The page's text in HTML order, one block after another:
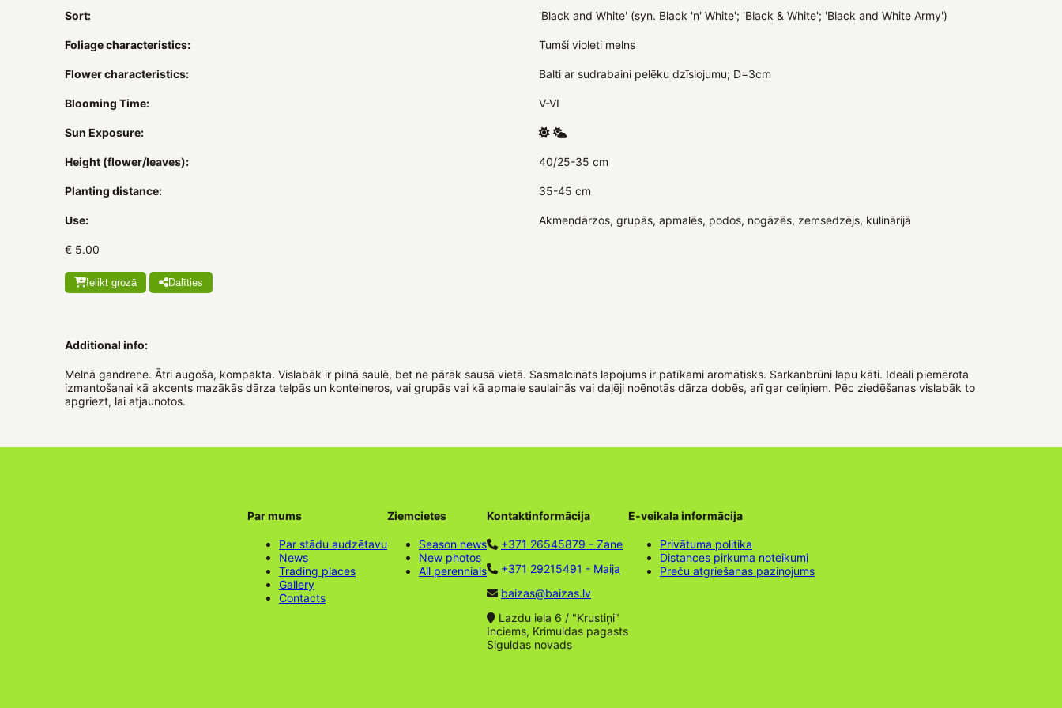
Sort: 'Black and White' (syn. Black 'n' White'; 'Black & White'; 'Black and White Army')
Foliage characteristics: Tumši violeti melns
Flower characteristics: Balti ar sudrabaini pelēku dzīslojumu; D=3cm
Blooming Time: V-VI
Sun Exposure:
Height (flower/leaves): 40/25-35 cm
Planting distance: 35-45 cm
Use: Akmeņdārzos, grupās, apmalēs, podos, nogāzēs, zemsedzējs, kulinārijā
€ 5.00
Ielikt grozā Dalīties
Additional info:
Melnā gandrene. Ātri augoša, kompakta. Vislabāk ir pilnā saulē, bet ne pārāk sausā vietā. Sasmalcināts lapojums ir patīkami aromātisks. Sarkanbrūni lapu kāti. Ideāli piemērota
izmantošanai kā akcents mazākās dārza telpās un konteineros, vai grupās vai kā apmale saulainās vai daļēji noēnotās dārza dobēs, arī gar celiņiem. Pēc ziedēšanas vislabāk to
apgriezt, lai atjaunotos.
Par mums
Par stādu audzētavu
News
Trading places
Gallery
Contacts
Ziemcietes
Season news
New photos
All perennials
Kontaktinformācija
+371 26545879 - Zane
+371 29215491 - Maija
baizas@baizas.lv
Lazdu iela 6 / "Krustiņi"
Inciems, Krimuldas pagasts
Siguldas novads
E-veikala informācija
Privātuma politika
Distances pirkuma noteikumi
Preču atgriešanas paziņojums